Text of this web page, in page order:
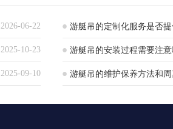
2026-06-22 游艇吊的定制化服务是否
2025-10-23 游艇吊的安装过程需要注意
2025-09-10 游艇吊的维护保养方法和